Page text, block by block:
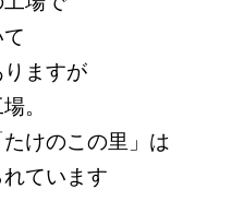
ますが
。
けのこの里」は
ています